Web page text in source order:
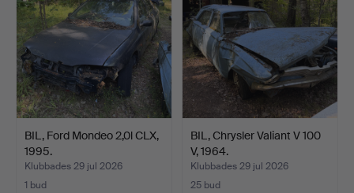
BIL, Ford Mondeo 2,0l CLX,
1995.
Klubbades 29 jul 2026
1 bud
BIL, Chrysler Valiant V 100
V, 1964.
Klubbades 29 jul 2026
25 bud